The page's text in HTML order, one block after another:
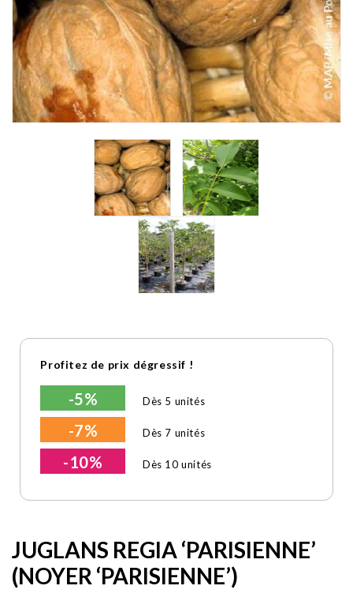
Profitez de prix dégressif !
-5% Dès 5 unités
-7% Dès 7 unités
-10% Dès 10 unités
JUGLANS REGIA ‘PARISIENNE’
(NOYER ‘PARISIENNE’)